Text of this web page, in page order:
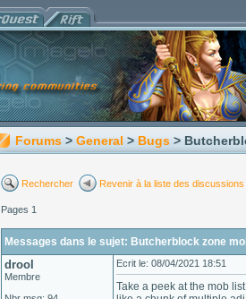
Forums > General > Bugs >
Rechercher Revenir à la liste des discussions
Pages 1
Messages dans le sujet: Butcherblock zone
drool
Membre
Ecrit le: 08/04/2021 18:51
Take a peek at the mob